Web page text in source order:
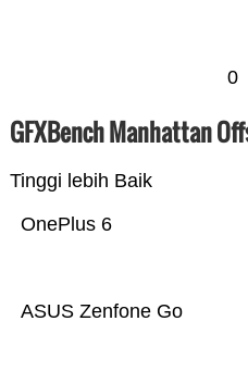
0
GFXBench Manhattan
Tinggi lebih Baik
ASUS Zenfone Go
OnePlus 6